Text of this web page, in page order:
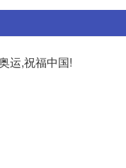
运,祝福中国!